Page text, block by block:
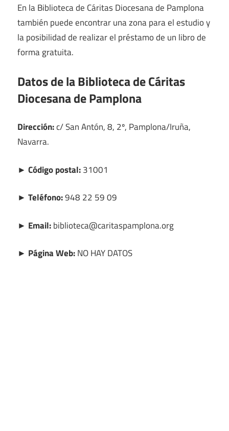
En la Biblioteca de Cáritas Diocesana de Pamplona
también puede encontrar una zona para el estudio y
la posibilidad de realizar el préstamo de un libro de
forma gratuita.
Datos de la Biblioteca de Cáritas
Diocesana de Pamplona
Dirección:c/ San Antón, 8, 2º, Pamplona/Iruña,
Navarra.
► Código postal:31001
► Teléfono:948 22 59 09
► Email:biblioteca@caritaspamplona.org
► Página Web:NO HAY DATOS